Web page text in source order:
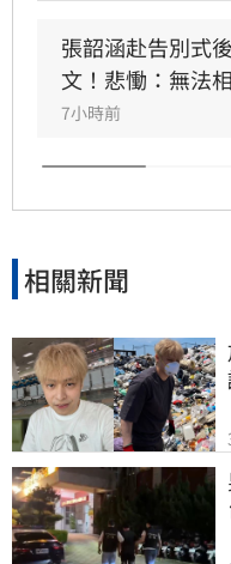
抗癌仍敬業工作，
疼，如今遺憾好友
壇巨星合作，打造
崇高且人緣極佳，
在幕後無可取代的
專業且溫暖的幕後
張韶涵赴告別式
文！悲慟：無法
7小時前
相關新聞